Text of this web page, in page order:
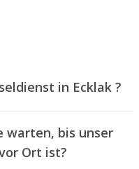
Was kostet unser Schlüsseldienst in Ecklak ?
ab, wie zum
der Dauer der
Wir
Ort ist?